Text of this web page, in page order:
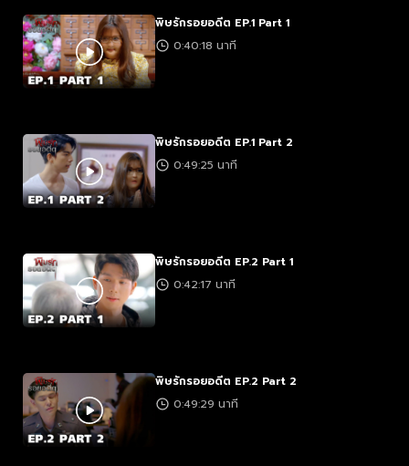
พิษรักรอยอดีต EP.1 Part 1
0:40:18 นาที
พิษรักรอยอดีต EP.1 Part 2
0:49:25 นาที
พิษรักรอยอดีต EP.2 Part 1
0:42:17 นาที
พิษรักรอยอดีต EP.2 Part 2
0:49:29 นาที